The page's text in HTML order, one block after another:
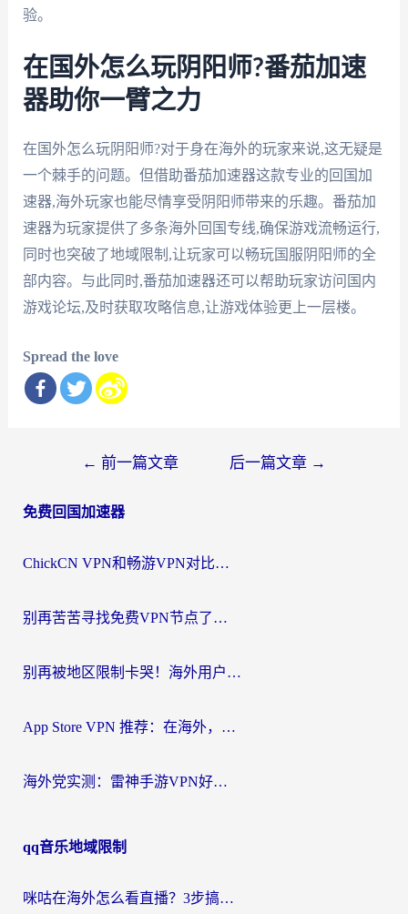
验。
在国外怎么玩阴阳师?番茄加速
器助你一臂之力
在国外怎么玩阴阳师?对于身在海外的玩家来说,这无疑是
一个棘手的问题。但借助番茄加速器这款专业的回国加
速器,海外玩家也能尽情享受阴阳师带来的乐趣。番茄加
速器为玩家提供了多条海外回国专线,确保游戏流畅运行,
同时也突破了地域限制,让玩家可以畅玩国服阴阳师的全
部内容。与此同时,番茄加速器还可以帮助玩家访问国内
游戏论坛,及时获取攻略信息,让游戏体验更上一层楼。
Spread the love
导
← 前一篇文章 后一篇文章 →
免费回国加速器
ChickCN VPN和畅游VPN对比哪个回国效果更好？海外党必看的回国加速器选择指南
别再苦苦寻找免费VPN节点了，这才是海外访问国内资源的正确姿势
别再被地区限制卡哭！海外用户vpn中国下载全攻略，无缝刷剧办公社交
App Store VPN 推荐：在海外，如何找回那扇回家的“任意门”？
海外党实测：雷神手游VPN好用吗？和闪电VPN对比哪个回国效果更好？附小众工具深度测评
qq音乐地域限制
咪咕在海外怎么看直播？3步搞定地域限制，还能畅看腾讯视频与国内热剧